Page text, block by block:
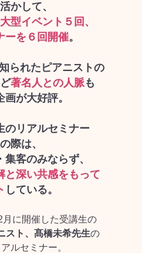
かして、
型イベント５回、
ーを６回開催。
られたピアニストの
著名人との人脈も
が大好評。
のリアルセミナー
際は、
客のみならず、
と深い共感をもって
している。
月に開催した受講生の
スト、髙橋未希先生の
ルセミナー。